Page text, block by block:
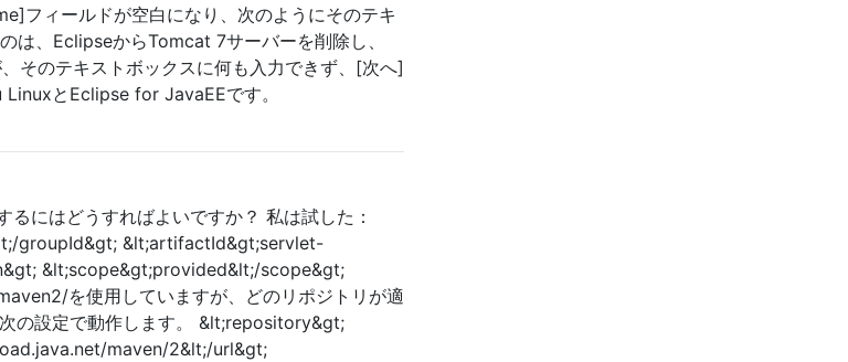
フィールドが空白になり、次のようにそのテキ
は、EclipseからTomcat 7サーバーを削除し、
そのテキストボックスに何も入力できず、[次へ]
とEclipse for JavaEEです。
にはどうすればよいですか？ 私は試した：
groupId&gt; &lt;artifactId&gt;servlet-
&lt;scope&gt;provided&lt;/scope&gt;
を使用していますが、どのリポジトリが適
の設定で動作します。 &lt;repository&gt;
maven/2&lt;/url&gt;